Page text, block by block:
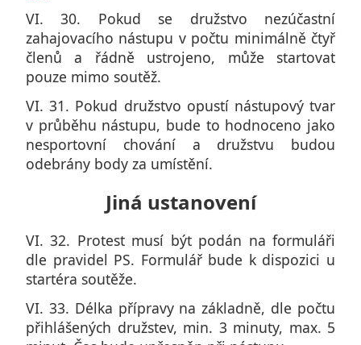
VI. 30. Pokud se družstvo nezúčastní
zahajovacího nástupu v počtu minimálně čtyř
členů a řádně ustrojeno, může startovat
pouze mimo soutěž.
VI. 31. Pokud družstvo opustí nástupový tvar
v průběhu nástupu, bude to hodnoceno jako
nesportovní chování a družstvu budou
odebrány body za umístění.
Jiná ustanovení
VI. 32. Protest musí být podán na formuláři
dle pravidel PS. Formulář bude k dispozici u
startéra soutěže.
VI. 33. Délka přípravy na základně, dle počtu
přihlášených družstev, min. 3 minuty, max. 5